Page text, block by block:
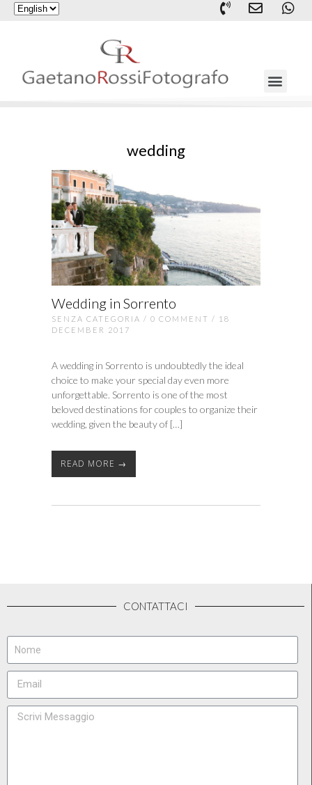
wedding
Wedding in Sorrento
SENZA CATEGORIA / 0 COMMENT / 18
DECEMBER 2017
A wedding in Sorrento is undoubtedly the ideal
choice to make your special day even more
unforgettable. Sorrento is one of the most
beloved destinations for couples to organize their
wedding, given the beauty of […]
READ MORE →
CONTATTACI